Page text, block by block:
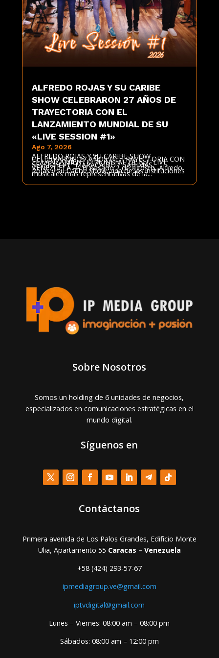
ALFREDO ROJAS Y SU CARIBE
SHOW CELEBRARON 27 AÑOS DE
TRAYECTORIA CON EL
LANZAMIENTO MUNDIAL DE SU
«LIVE SESSION #1»
Ago 7, 2026
ALFREDO ROJAS Y SU CARIBE SHOW
CELEBRARON 27 AÑOS DE TRAYECTORIA CON
EL LANZAMIENTO MUNDIAL DE SU "LIVE
SESSION #1" MARACAIBO / CABIMAS,
VENEZUELA — El pasado 2 de agosto, Alfredo
Rojas y su Caribe Show, una de las instituciones
musicales más representativas de la...
Sobre Nosotros
Somos un holding de 6 unidades de negocios,
especializados en comunicaciones estratégicas en el
mundo digital.
Síguenos en
Contáctanos
Primera avenida de Los Palos Grandes, Edificio Monte
Ulia, Apartamento 55 Caracas – Venezuela
+58 (424) 293-57-67
ipmediagroup.ve@gmail.com
iptvdigital@gmail.com
Lunes – Viernes: 08:00 am – 08:00 pm
Sábados: 08:00 am – 12:00 pm